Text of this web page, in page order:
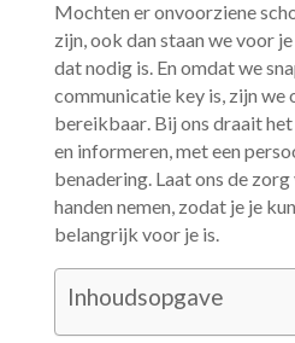
Mochten er onvoorziene
zijn, ook dan staan we voor
dat nodig is.​ En omdat we
communicatie key is, zijn we
bereikbaar.​ Bij ons draait
en informeren, met een
benadering.​ Laat ons de
handen nemen, zodat je je
belangrijk voor je is.​
Inhoudsopgave